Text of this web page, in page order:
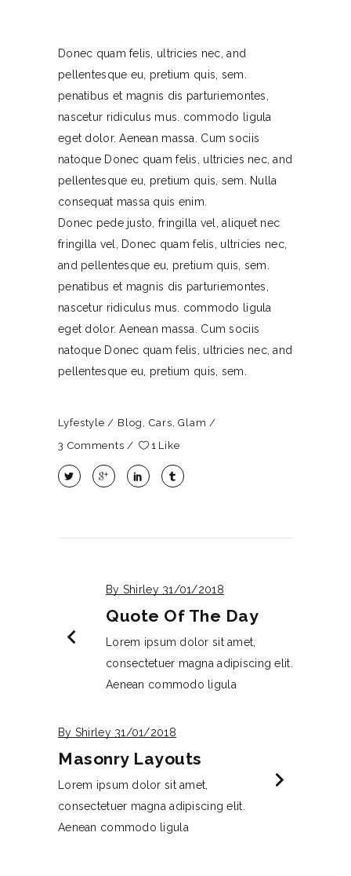
Donec quam felis, ultricies nec, and
pellentesque eu, pretium quis, sem.
penatibus et magnis dis parturiemontes,
nascetur ridiculus mus. commodo ligula
eget dolor. Aenean massa. Cum sociis
natoque Donec quam felis, ultricies nec, and
pellentesque eu, pretium quis, sem. Nulla
consequat massa quis enim.
Donec pede justo, fringilla vel, aliquet nec
fringilla vel, Donec quam felis, ultricies nec,
and pellentesque eu, pretium quis, sem.
penatibus et magnis dis parturiemontes,
nascetur ridiculus mus. commodo ligula
eget dolor. Aenean massa. Cum sociis
natoque Donec quam felis, ultricies nec, and
pellentesque eu, pretium quis, sem.
Lyfestyle Blog Cars ,Glam
3 Comments
1 Like
chevron_left
By Shirley 31/01/2018
Quote Of The Day
Lorem ipsum dolor sit amet,
consectetuer magna adipiscing elit.
Aenean commodo ligula
By Shirley 31/01/2018
Masonry Layouts
Lorem ipsum dolor sit amet,
consectetuer magna adipiscing elit.
Aenean commodo ligula
chevron_right